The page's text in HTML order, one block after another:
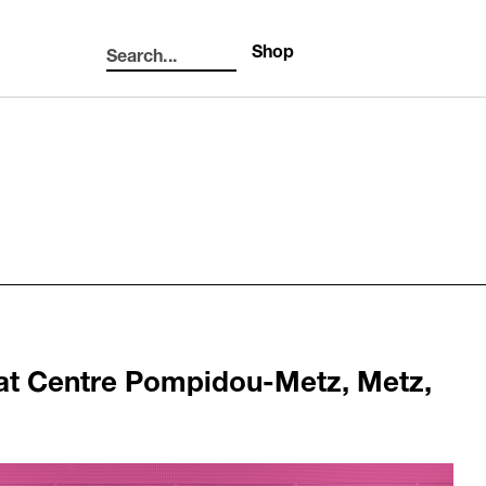
Search... Shop
Centre Pompidou-Metz, Metz,